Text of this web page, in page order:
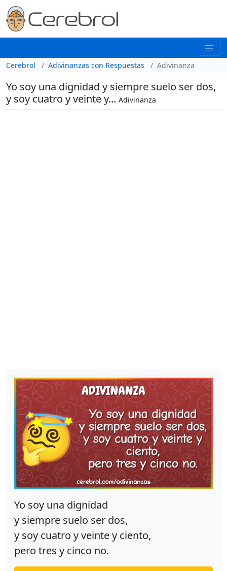
Cerebrol Adivinanzas con Respuestas Adivinanza
Yo soy una dignidad y siempre suelo ser dos,
y soy cuatro y veinte y... Adivinanza
Yo soy una dignidad
y siempre suelo ser dos,
y soy cuatro y veinte y ciento,
pero tres y cinco no.